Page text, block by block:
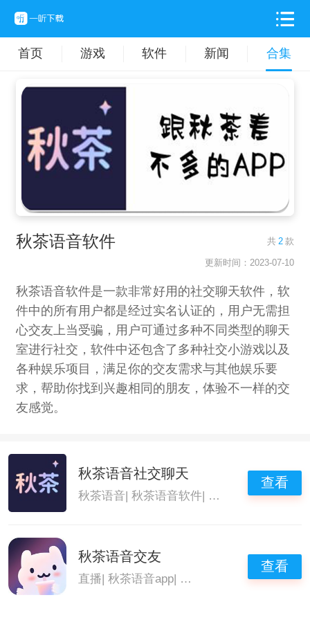
首页 游戏 软件 新闻 合集
秋茶语音软件 共 2 款
更新时间：2023-07-10
秋茶语音软件是一款非常好用的社交聊天软件，软
件中的所有用户都是经过实名认证的，用户无需担
心交友上当受骗，用户可通过多种不同类型的聊天
室进行社交，软件中还包含了多种社交小游戏以及
各种娱乐项目，满足你的交友需求与其他娱乐要
求，帮助你找到兴趣相同的朋友，体验不一样的交
友感觉。
秋茶语音社交聊天
秋茶语音|秋茶语音软件| 秋茶语音社交|秋
查看
秋茶语音交友
直播 |秋茶语音app 秋茶语音最新版|秋茶语
查看